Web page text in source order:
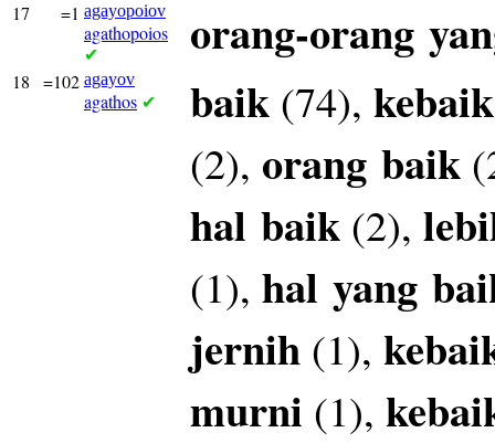
17 =1 agayopoiov
agathopoios
✔ orang-orang
18 =102 agayov
agathos ✔ baik (74),
(2), orang baik
hal baik (2),
(1), hal yang
jernih (1),
murni (1),